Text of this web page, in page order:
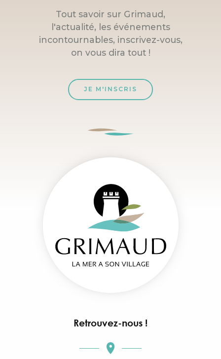
Tout savoir sur Grimaud,
l'actualité, les événements
incontournables, inscrivez-vous,
on vous dira tout !
JE M'INSCRIS
Retrouvez-nous !